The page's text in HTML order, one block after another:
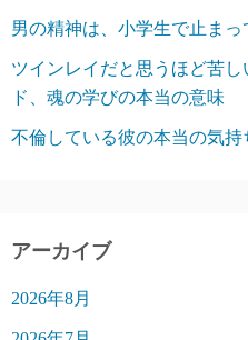
男の精神は、小学生で止まっ
ツインレイだと思うほど苦
ド、魂の学びの本当の意味
不倫している彼の本当の気持
アーカイブ
2026年8月